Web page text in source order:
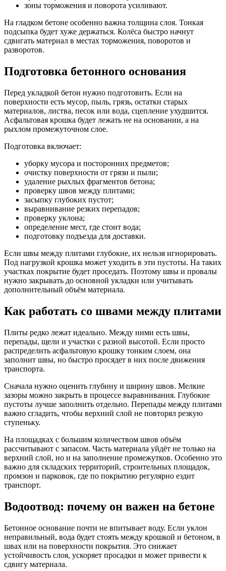
зоны торможения и поворота усиливают.
На гладком бетоне особенно важна толщина слоя. Тонкая
подсыпка будет хуже держаться. Колёса быстро начнут
сдвигать материал в местах торможения, поворотов и
разворотов.
Подготовка бетонного основания
Перед укладкой бетон нужно подготовить. Если на
поверхности есть мусор, пыль, грязь, остатки старых
материалов, листва, песок или вода, сцепление ухудшится.
Асфальтовая крошка будет лежать не на основании, а на
рыхлом промежуточном слое.
Подготовка включает:
уборку мусора и посторонних предметов;
очистку поверхности от грязи и пыли;
удаление рыхлых фрагментов бетона;
проверку швов между плитами;
засыпку глубоких пустот;
выравнивание резких перепадов;
проверку уклона;
определение мест, где стоит вода;
подготовку подъезда для доставки.
Если швы между плитами глубокие, их нельзя игнорировать.
Под нагрузкой крошка может уходить в эти пустоты. На таких
участках покрытие будет проседать. Поэтому швы и провалы
нужно закрывать до основной укладки или учитывать
дополнительный объём материала.
Как работать со швами между плитами
Плиты редко лежат идеально. Между ними есть швы,
перепады, щели и участки с разной высотой. Если просто
распределить асфальтовую крошку тонким слоем, она
заполнит швы, но быстро просядет в них после движения
транспорта.
Сначала нужно оценить глубину и ширину швов. Мелкие
зазоры можно закрыть в процессе выравнивания. Глубокие
пустоты лучше заполнить отдельно. Перепады между плитами
важно сгладить, чтобы верхний слой не повторял резкую
ступеньку.
На площадках с большим количеством швов объём
рассчитывают с запасом. Часть материала уйдёт не только на
верхний слой, но и на заполнение промежутков. Особенно это
важно для складских территорий, строительных площадок,
промзон и парковок, где по покрытию регулярно ездит
транспорт.
Водоотвод: почему он важен на бетоне
Бетонное основание почти не впитывает воду. Если уклон
неправильный, вода будет стоять между крошкой и бетоном, в
швах или на поверхности покрытия. Это снижает
устойчивость слоя, ускоряет просадки и может привести к
сдвигу материала.